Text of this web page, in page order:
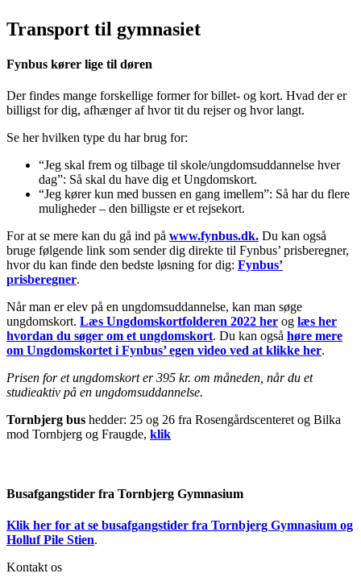
Transport til gymnasiet
Fynbus kører lige til døren
Der findes mange forskellige former for billet- og kort. Hvad der er
billigst for dig, afhænger af hvor tit du rejser og hvor langt.
Se her hvilken type du har brug for:
“Jeg skal frem og tilbage til skole/ungdomsuddannelse hver
dag”: Så skal du have dig et Ungdomskort.
“Jeg kører kun med bussen en gang imellem”: Så har du flere
muligheder – den billigste er et rejsekort.
For at se mere kan du gå ind på www.fynbus.dk. Du kan også
bruge følgende link som sender dig direkte til Fynbus’ prisberegner,
hvor du kan finde den bedste løsning for dig: Fynbus’
prisberegner.
Når man er elev på en ungdomsuddannelse, kan man søge
ungdomskort. Læs Ungdomskortfolderen 2022 her og læs her
hvordan du søger om et ungdomskort. Du kan også høre mere
om Ungdomskortet i Fynbus’ egen video ved at klikke her.
Prisen for et ungdomskort er 395 kr. om måneden, når du et
studieaktiv på en ungdomsuddannelse.
Tornbjerg bus hedder: 25 og 26 fra Rosengårdscenteret og Bilka
mod Tornbjerg og Fraugde, klik
Busafgangstider fra Tornbjerg Gymnasium
Klik her for at se busafgangstider fra Tornbjerg Gymnasium og
Holluf Pile Stien.
Kontakt os